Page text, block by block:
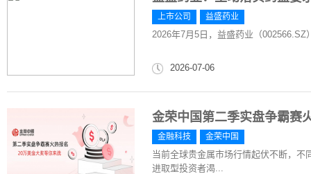
上市公司 益盛药业
2026年7月5日，益盛药业（
2026-07-06
金荣中国第二季实盘争霸赛
金融科技 金荣中国
当前全球贵金属市场行情起伏不断，
进取型投资者渴...